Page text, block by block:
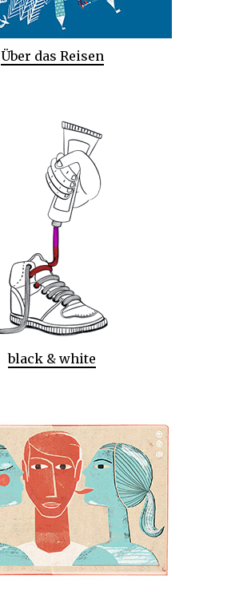
Über das Reisen
black & white